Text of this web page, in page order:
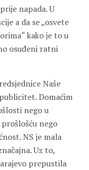
napada. U
a da se „osvete
kako je to u
osuđeni ratni
Naše
Domaćim
nego u
prošlošću nego
NS je mala
Uz to,
prepustila